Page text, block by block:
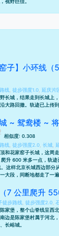
视野巨佳。
子】小环线（
线 徒步强度1.0 延庆片
长城，结果走到长城上
大路回撤。轨迹已上传到
~ 鸳鸯楼 ~
相似度: 0.308
线 徒步强度2.0 长城
和花家窑子长城 ，这周
升 600 米多一点，轨迹
。这样北京长城西边部分
大段，间断地都走了一遍
7 公里爬升
徒步路线 徒步强度2.0
家堡，整个山脊线呈西
边是陈家堡村属于河北
长峪城。